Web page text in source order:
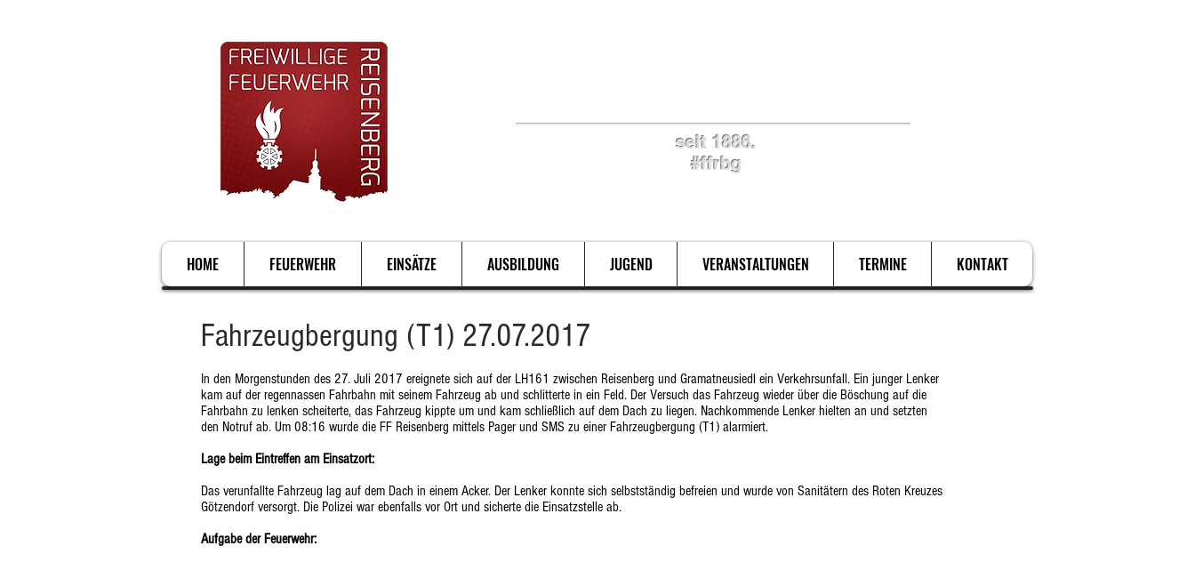
seit 1886.
#ffrbg
Fahrzeugbergung (T1) 27.07.2017
In den Morgenstunden des 27. Juli 2017 ereignete sich auf der LH161 zwischen Reisenberg und Gramatneusiedl ein Verkehrsunfall. Ein junger Lenker
kam auf der regennassen Fahrbahn mit seinem Fahrzeug ab und schlitterte in ein Feld. Der Versuch das Fahrzeug wieder über die Böschung auf die
Fahrbahn zu lenken scheiterte, das Fahrzeug kippte um und kam schließlich auf dem Dach zu liegen. Nachkommende Lenker hielten an und setzten
den Notruf ab. Um 08:16 wurde die FF Reisenberg mittels Pager und SMS zu einer Fahrzeugbergung (T1) alarmiert.
Lage beim Eintreffen am Einsatzort:
Das verunfallte Fahrzeug lag auf dem Dach in einem Acker. Der Lenker konnte sich selbstständig befreien und wurde von Sanitätern des Roten Kreuzes
Götzendorf versorgt. Die Polizei war ebenfalls vor Ort und sicherte die Einsatzstelle ab.
Aufgabe der Feuerwehr:
HOME FEUERWEHR EINSÄTZE AUSBILDUNG JUGEND VERANSTALTUNGEN TERMINE KONTAKT